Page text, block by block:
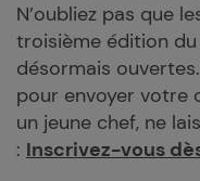
N’oubliez pas que
troisième édition du
désormais
pour envoyer votre
un jeune chef, ne
: Inscrivez-vous